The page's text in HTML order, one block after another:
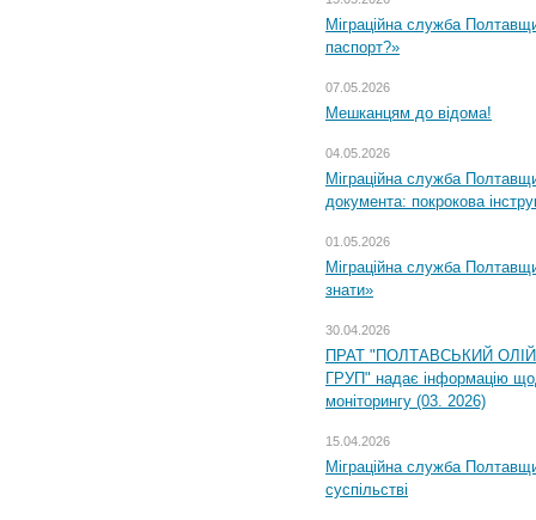
Міграційна служба
паспорт?»
07.05.2026
Мешканцям до відома!
04.05.2026
Міграційна служба
документа: покрокова
01.05.2026
Міграційна служба
знати»
30.04.2026
ПРАТ "ПОЛТАВСЬКИЙ
ГРУП" надає інформацію
моніторингу (03. 2026)
15.04.2026
Міграційна служба
суспільстві